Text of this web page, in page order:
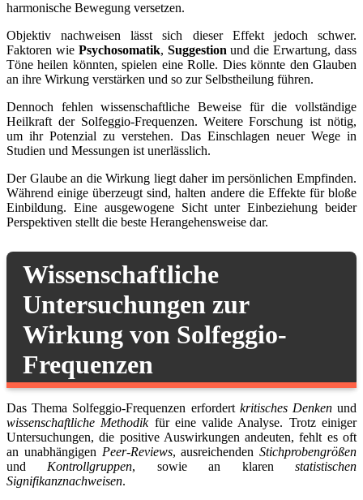
harmonische Bewegung versetzen.
Objektiv nachweisen lässt sich dieser Effekt jedoch schwer.
Faktoren wie Psychosomatik, Suggestion und die Erwartung, dass
Töne heilen könnten, spielen eine Rolle. Dies könnte den Glauben
an ihre Wirkung verstärken und so zur Selbstheilung führen.
Dennoch fehlen wissenschaftliche Beweise für die vollständige
Heilkraft der Solfeggio-Frequenzen. Weitere Forschung ist nötig,
um ihr Potenzial zu verstehen. Das Einschlagen neuer Wege in
Studien und Messungen ist unerlässlich.
Der Glaube an die Wirkung liegt daher im persönlichen Empfinden.
Während einige überzeugt sind, halten andere die Effekte für bloße
Einbildung. Eine ausgewogene Sicht unter Einbeziehung beider
Perspektiven stellt die beste Herangehensweise dar.
Wissenschaftliche
Untersuchungen zur
Wirkung von Solfeggio-
Frequenzen
Das Thema Solfeggio-Frequenzen erfordert kritisches Denkenund
wissenschaftliche Methodikfür eine valide Analyse. Trotz einiger
Untersuchungen, die positive Auswirkungen andeuten, fehlt es oft
an unabhängigen Peer-Reviews, ausreichenden Stichprobengrößen
und Kontrollgruppen, sowie an klarenstatistischen
Signifikanznachweisen.